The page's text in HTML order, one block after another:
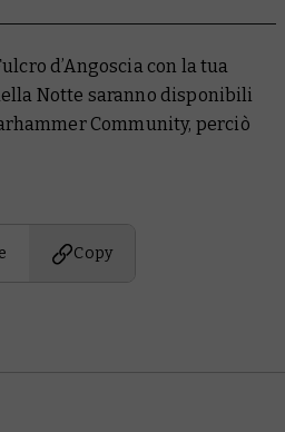
d’Angoscia con la tua
Notte saranno disponibili
Community, perciò
Copy